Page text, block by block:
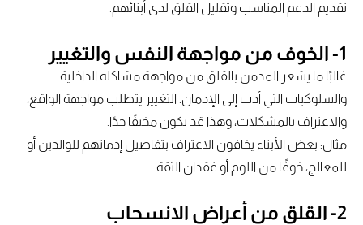
تقديم الدعم المناسب وتقليل القلق لدى أبنائهم.
غالبًا ما يشعر المدمن بالقلق من مواجهة مشاكله الداخلية
والسلوكيات التي أدت إلى الإدمان. التغيير يتطلب مواجهة الواقع،
والاعتراف بالمشكلات، وهذا قد يكون مخيفًا جدًا.
مثال: بعض الأبناء يخافون الاعتراف بتفاصيل إدمانهم للوالدين أو
للمعالج، خوفًا من اللوم أو فقدان الثقة.
2- القلق من أعراض الانسحاب